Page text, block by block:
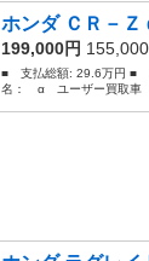
ホンダ ＣＲ－
199,000円
■ 支払総額: 29.6万円 ■
名： α ユーザー買取車